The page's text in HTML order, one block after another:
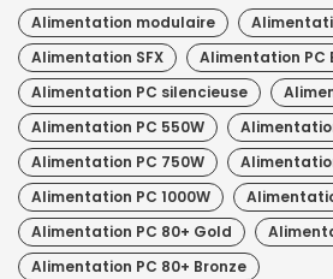
Alimentation modulaire
Alimentation SFX
Alimentation PC
Alimentation PC silencieuse
Alimentation PC 550W
Alimentation PC 750W
Alimentation PC 1000W
Alimentation PC 80+ Gold
Alimentation PC 80+ Bronze